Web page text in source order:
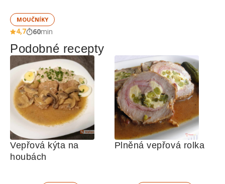
MOUČNÍKY
4,7 60min
Podobné recepty
Vepřová kýta na
houbách
Plněná vepřová rolka